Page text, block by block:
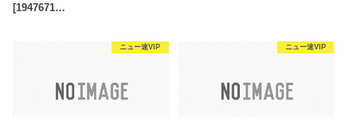
[1947671…
ニュー速VIP ニュー速VIP